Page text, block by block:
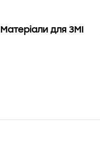
Матеріали для ЗМІ